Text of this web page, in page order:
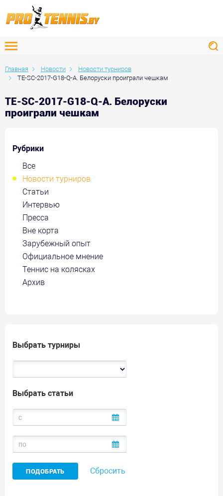
Главная Новости
Новости турниров
TE-SC-2017-G18-Q-A. Белоруски проиграли чешкам
TE-SC-2017-G18-Q-A. Белоруски
проиграли чешкам
Рубрики
Все
Новости турниров
Статьи
Интервью
Пресса
Вне корта
Зарубежный опыт
Официальное мнение
Теннис на колясках
Архив
Выбрать турниры
Выбрать статьи
Сбросить